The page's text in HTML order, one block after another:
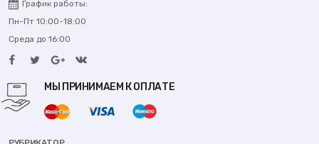
График работы:
Пн-Пт 10:00-18:00
Среда до 16:00
МЫ ПРИНИМАЕМ К ОПЛАТЕ